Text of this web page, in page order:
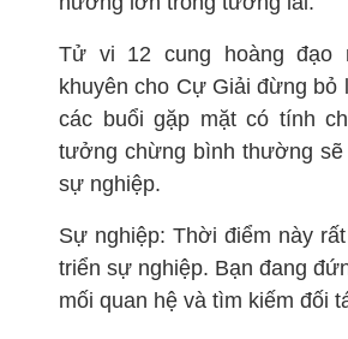
Tử vi 12 cung hoàng đạo
khuyên cho Cự Giải đừng
các buổi gặp mặt có tính
tưởng chừng bình thường
sự nghiệp.
Sự nghiệp: Thời điểm này
triển sự nghiệp. Bạn đang
mối quan hệ và tìm kiếm đối